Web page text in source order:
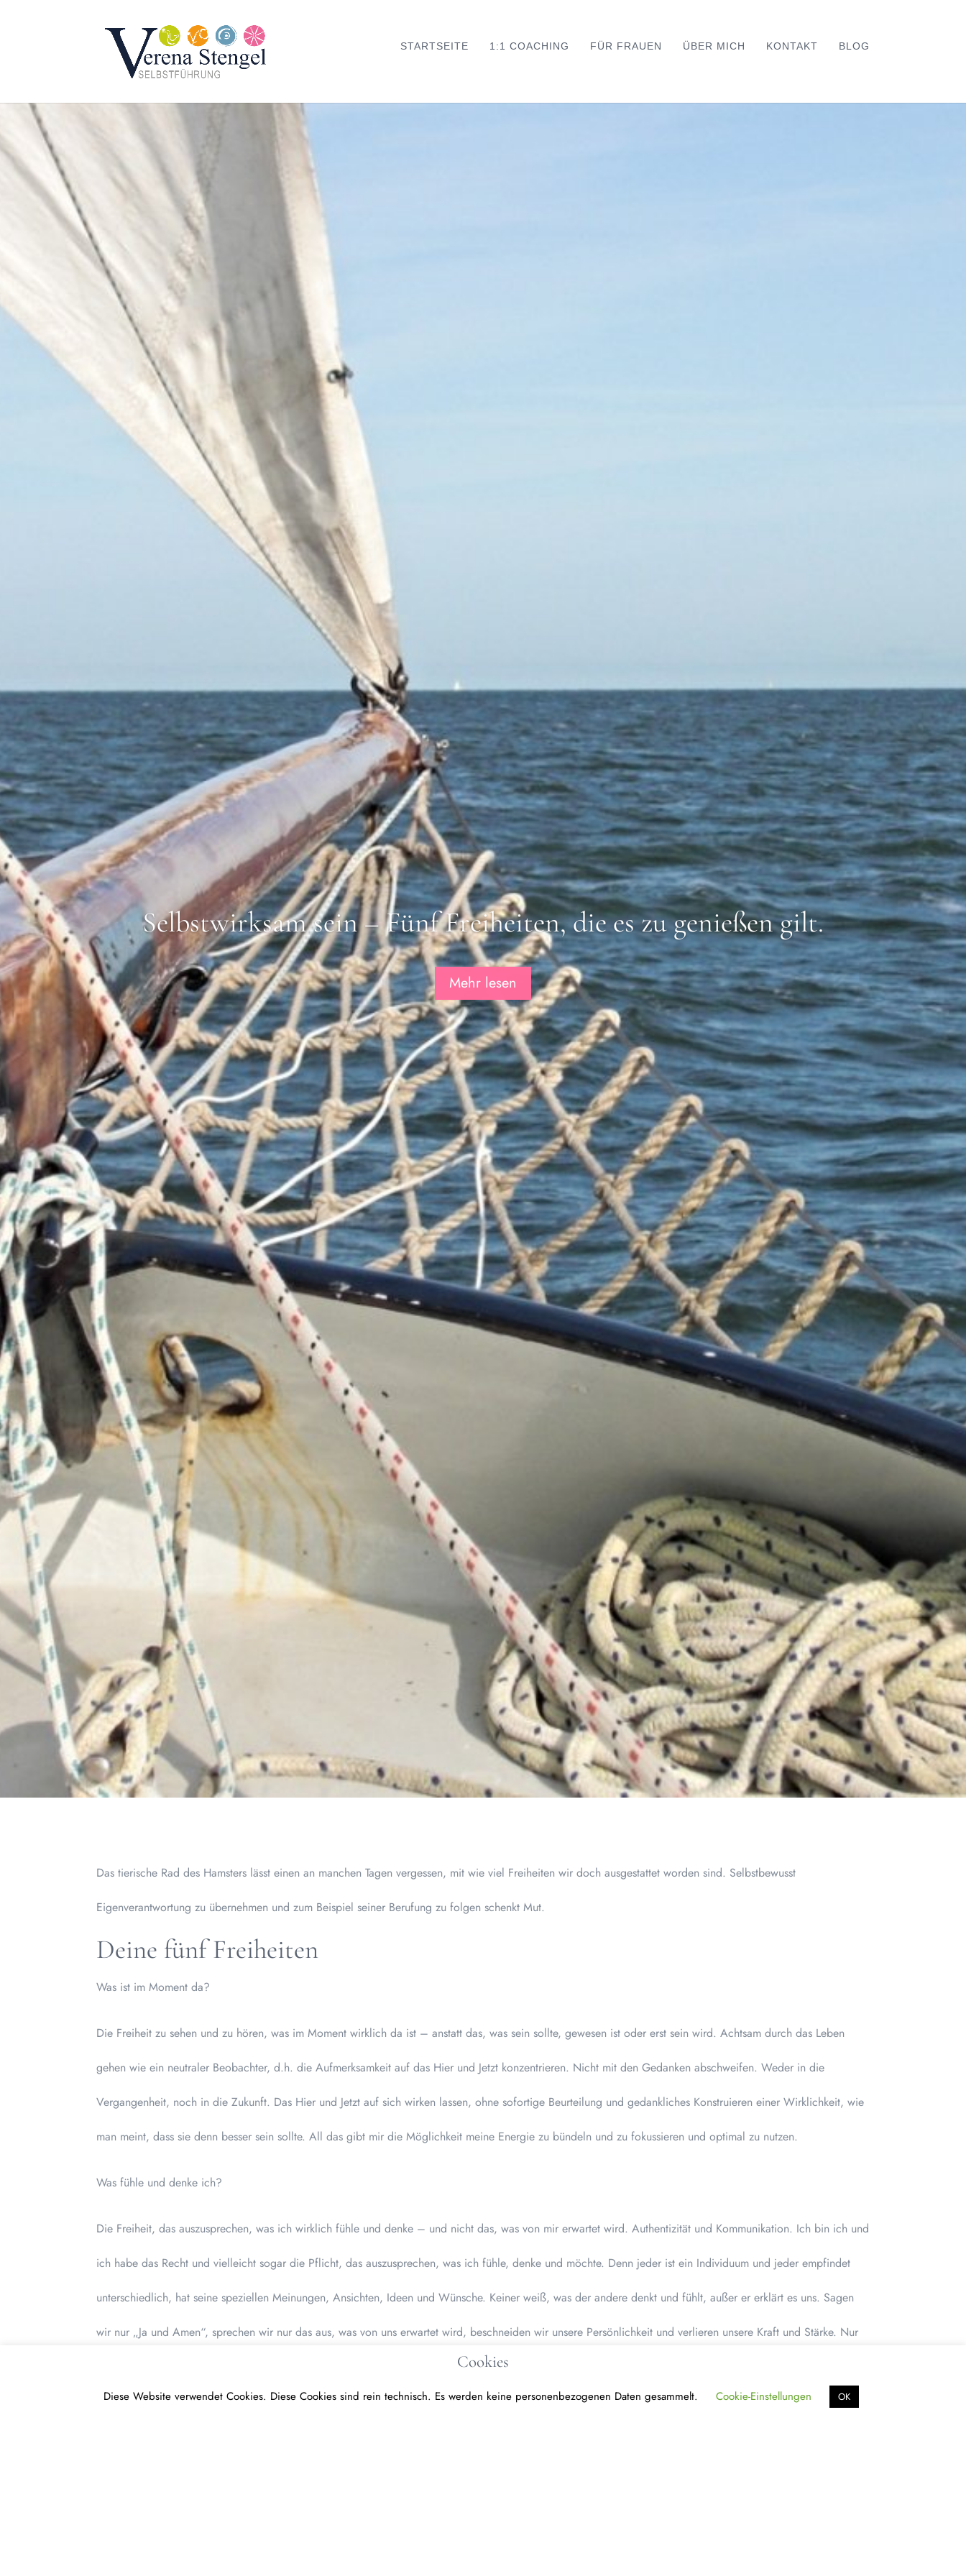
STARTSEITE 1:1 COACHING FÜR FRAUEN ÜBER MICH KONTAKT BLOG
Selbstwirksam sein – Fünf Freiheiten, die es zu genießen gilt.
Mehr lesen
Das tierische Rad des Hamsters lässt einen an manchen Tagen vergessen, mit wie viel Freiheiten wir doch ausgestattet worden sind. Selbstbewusst
Eigenverantwortung zu übernehmen und zum Beispiel seiner Berufung zu folgen schenkt Mut.
Deine fünf Freiheiten
Was ist im Moment da?
Die Freiheit zu sehen und zu hören, was im Moment wirklich da ist – anstatt das, was sein sollte, gewesen ist oder erst sein wird. Achtsam durch das Leben
gehen wie ein neutraler Beobachter, d.h. die Aufmerksamkeit auf das Hier und Jetzt konzentrieren. Nicht mit den Gedanken abschweifen. Weder in die
Vergangenheit, noch in die Zukunft. Das Hier und Jetzt auf sich wirken lassen, ohne sofortige Beurteilung und gedankliches Konstruieren einer Wirklichkeit, wie
man meint, dass sie denn besser sein sollte. All das gibt mir die Möglichkeit meine Energie zu bündeln und zu fokussieren und optimal zu nutzen.
Was fühle und denke ich?
Die Freiheit, das auszusprechen, was ich wirklich fühle und denke – und nicht das, was von mir erwartet wird. Authentizität und Kommunikation. Ich bin ich und
ich habe das Recht und vielleicht sogar die Pflicht, das auszusprechen, was ich fühle, denke und möchte. Denn jeder ist ein Individuum und jeder empfindet
unterschiedlich, hat seine speziellen Meinungen, Ansichten, Ideen und Wünsche. Keiner weiß, was der andere denkt und fühlt, außer er erklärt es uns. Sagen
wir nur „Ja und Amen“, sprechen wir nur das aus, was von uns erwartet wird, beschneiden wir unsere Persönlichkeit und verlieren unsere Kraft und Stärke. Nur
wenn jeder ausspricht, was er fühlt und denkt gewinnt die Welt an Vielfältigkeit, entwickelt sich fort, macht neue Entdeckungen, ist kreativ. Sagt jeder nur das,
was von ihm erwartet wird, tritt die Welt schnell auf der Stelle. Kommunikation ist ausgesprochen wichtig.
Cookies
Diese Website verwendet Cookies. Diese Cookies sind rein technisch. Es werden keine personenbezogenen Daten gesammelt. Cookie-Einstellungen OK